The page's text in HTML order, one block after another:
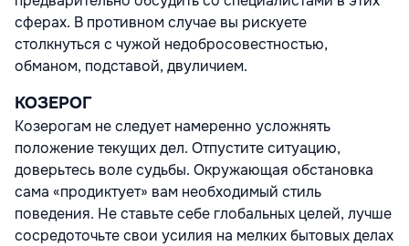
сферах. В противном случае вы рискуете
столкнуться с чужой недобросовестностью,
обманом, подставой, двуличием.
КОЗЕРОГ
Козерогам не следует намеренно усложнять
положение текущих дел. Отпустите ситуацию,
доверьтесь воле судьбы. Окружающая обстановка
сама «продиктует» вам необходимый стиль
поведения. Не ставьте себе глобальных целей, лучше
сосредоточьте свои усилия на мелких бытовых делах